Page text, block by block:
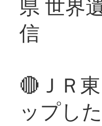
県 世界
信
🔴ＪＲ
ップし